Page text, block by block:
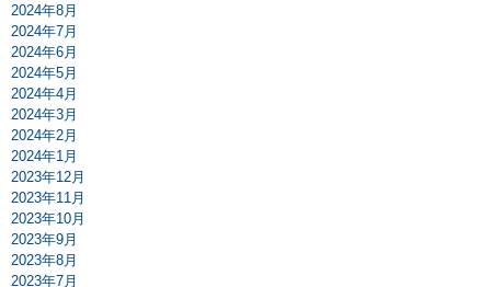
2024年8月
2024年7月
2024年6月
2024年5月
2024年4月
2024年3月
2024年2月
2024年1月
2023年12月
2023年11月
2023年10月
2023年9月
2023年8月
2023年7月